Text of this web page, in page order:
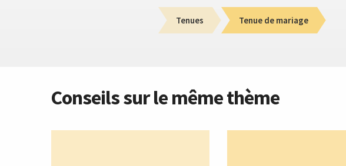
Tenues Tenue de mariage
Conseils sur le même thème